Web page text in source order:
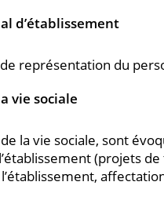
d’établissement
de représentation du
vie sociale
la vie sociale, sont
(projets